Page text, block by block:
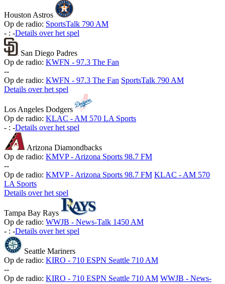
Houston Astros
Op de radio: SportsTalk 790 AM
- : -Details over het spel
San Diego Padres
Op de radio: KWFN - 97.3 The Fan
--
Op de radio: KWFN - 97.3 The Fan SportsTalk 790 AM
Details over het spel
Los Angeles Dodgers
Op de radio: KLAC - AM 570 LA Sports
- : -Details over het spel
Arizona Diamondbacks
Op de radio: KMVP - Arizona Sports 98.7 FM
--
Op de radio: KMVP - Arizona Sports 98.7 FM KLAC - AM 570
LA Sports
Details over het spel
Tampa Bay Rays
Op de radio: WWJB - News-Talk 1450 AM
- : -Details over het spel
Seattle Mariners
Op de radio: KIRO - 710 ESPN Seattle 710 AM
--
Op de radio: KIRO - 710 ESPN Seattle 710 AM WWJB - News-